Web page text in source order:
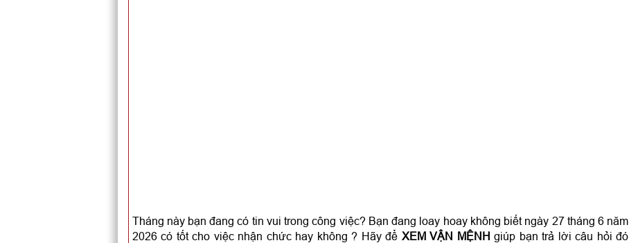
Tháng này bạn đang có tin vui trong công việc? Bạn đang loay hoay không biết ngày 27 tháng 6 năm
2026 có tốt cho việc nhận chức hay không ? Hãy để XEM VẬN MỆNH giúp bạn trả lời câu hỏi đó